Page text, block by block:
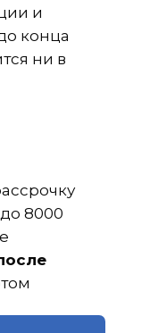
и
конца
ни в
8000